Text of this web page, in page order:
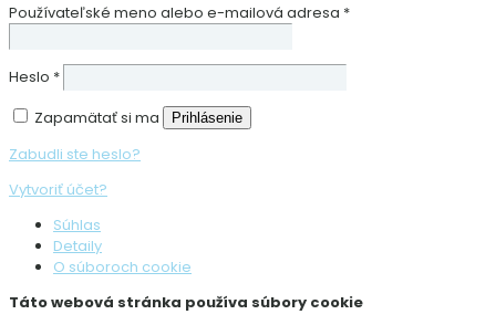
Používateľské meno alebo e-mailová adresa *
Heslo *
Zapamätať si ma
Prihlásenie
Zabudli ste heslo?
Vytvoriť účet?
Súhlas
Detaily
O súboroch cookie
Táto webová stránka používa súbory cookie